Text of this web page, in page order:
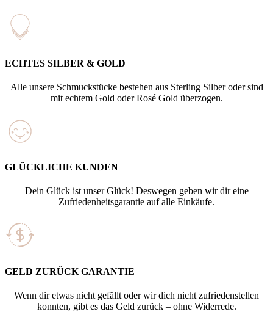
ECHTES SILBER & GOLD
Alle unsere Schmuckstücke bestehen aus Sterling Silber oder sind
mit echtem Gold oder Rosé Gold überzogen.
GLÜCKLICHE KUNDEN
Dein Glück ist unser Glück! Deswegen geben wir dir eine
Zufriedenheitsgarantie auf alle Einkäufe.
GELD ZURÜCK GARANTIE
Wenn dir etwas nicht gefällt oder wir dich nicht zufriedenstellen
konnten, gibt es das Geld zurück – ohne Widerrede.